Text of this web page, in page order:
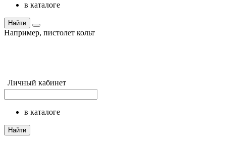
в каталоге
Найти
Например, пистолет кольт
Личный кабинет
в каталоге
Найти